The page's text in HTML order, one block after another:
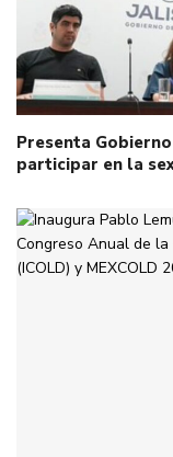
Presenta
participar en la